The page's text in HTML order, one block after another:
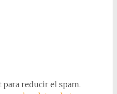
reducir el spam.